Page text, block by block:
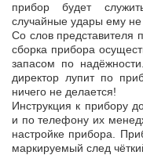
прибор будет
случайные удары ему
Со слов представителя
сборка прибора
запасом по
директор лупит по
ничего не делается!
Инструкция к прибору
и по телефону их
настройке прибора.
маркируемый след